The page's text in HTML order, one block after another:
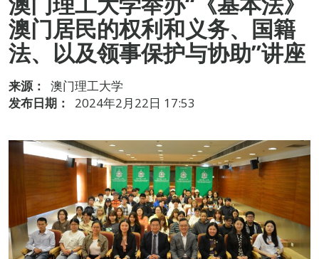
澳门居民的权利和义务、国籍
法、以及领事保护与协助”讲座
来源：
澳门理工大学
发布日期：
2024年2月22日 17:53